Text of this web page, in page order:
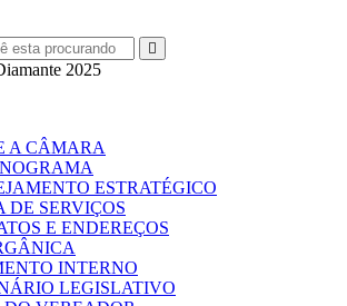
A CÂMARA
ESTRATÉGICO
DE SERVIÇOS
E ENDEREÇOS
INTERNO
LEGISLATIVO